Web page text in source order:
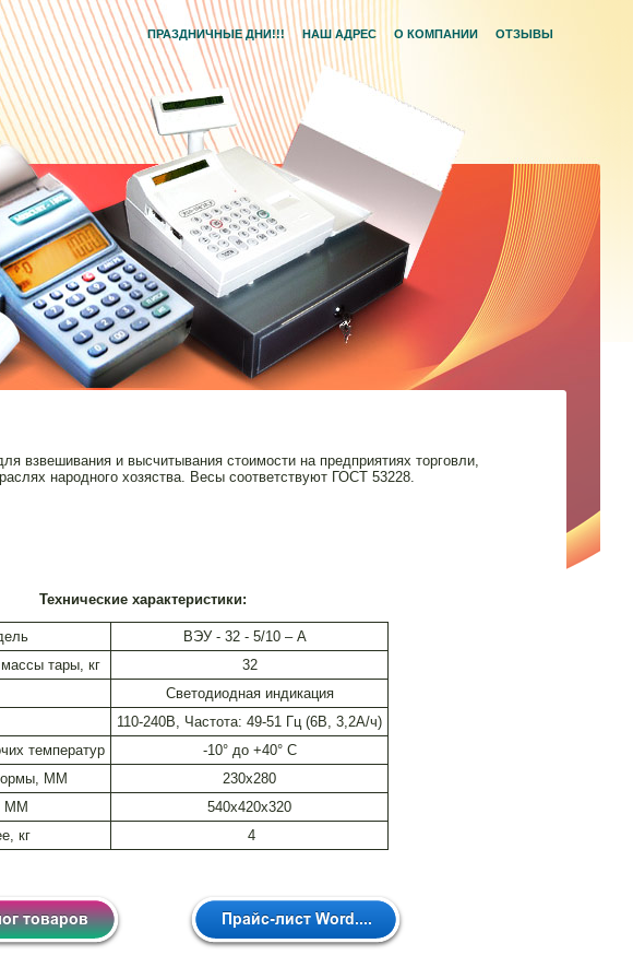
ПРАЗДНИЧНЫЕ ДНИ!!! НАШ АДРЕС О КОМПАНИИ ОТЗЫВЫ
взвешивания и высчитывания стоимости на предприятиях торговли,
народного хозяства. Весы соответствуют ГОСТ 53228.
Технические характеристики:
ВЭУ - 32 - 5/10 – А
тары, кг
32
Светодиодная индикация
110-240В, Частота: 49-51 Гц (6В, 3,2А/ч)
температур
-10° до +40° C
ММ
230x280
ММ
540х420х320
кг
4